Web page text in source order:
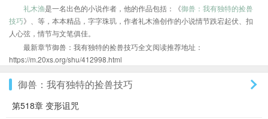
礼木渔是一名出色的小说作者，他的作品包括：《御兽：我有独特的捡兽
技巧》、等，本本精品，字字珠玑，作者礼木渔创作的小说情节跌宕起伏、扣
人心弦，情节与文笔俱佳。
最新章节御兽：我有独特的捡兽技巧全文阅读推荐地址：
https://m.20xs.org/shu/412998.html
御兽：我有独特的捡兽技巧
第518章 变形诅咒